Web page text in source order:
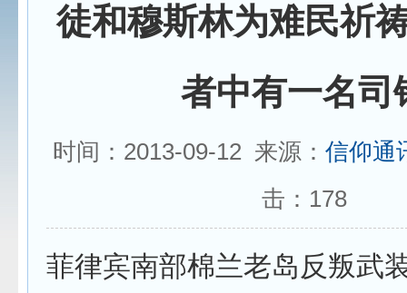
徒和穆斯林为难民祈
者中有一名司
时间：2013-09-12 来源： 信仰通
击： 178
菲律宾南部棉兰老岛反叛武